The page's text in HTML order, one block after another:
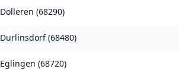
Dolleren (68290)
Durlinsdorf(68480)
Eglingen (68720)